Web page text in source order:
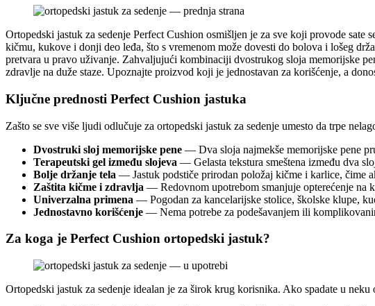
Ortopedski jastuk za sedenje Perfect Cushion osmišljen je za sve koji provode
kičmu, kukove i donji deo leđa, što s vremenom može dovesti do bolova i lošeg
pretvara u pravo uživanje. Zahvaljujući kombinaciji dvostrukog sloja memorijske
zdravlje na duže staze. Upoznajte proizvod koji je jednostavan za korišćenje, a
Ključne prednosti Perfect Cushion jastuka
Zašto se sve više ljudi odlučuje za ortopedski jastuk za sedenje umesto da trpe
Dvostruki sloj memorijske pene — Dva sloja najmekše memorijske pene
Terapeutski gel između slojeva — Gelasta tekstura smeštena između dva
Bolje držanje tela — Jastuk podstiče prirodan položaj kičme i karlice, čime
Zaštita kičme i zdravlja — Redovnom upotrebom smanjuje opterećenje na
Univerzalna primena — Pogodan za kancelarijske stolice, školske klupe,
Jednostavno korišćenje — Nema potrebe za podešavanjem ili
Za koga je Perfect Cushion ortopedski jastuk?
Ortopedski jastuk za sedenje idealan je za širok krug korisnika. Ako spadate u